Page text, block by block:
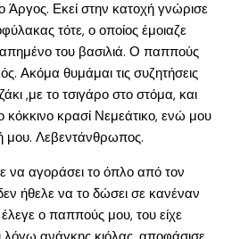
Άργος. Εκεί στην κατοχή γνώρισε
τότε, ο οποίος έμοιαζε
του βασιλιά. Ο παππούς
Ακόμα θυμάμαι τις συζητήσεις
,με το τσιγάρο στο στόμα, και
κόκκινο κρασί Νεμεάτικο, ενώ μου
μου. Λεβεντάνθρωπος.
αγοράσει το όπλο από τον
ήθελε να το δώσει σε κανέναν
ο παππούς μου, του είχε